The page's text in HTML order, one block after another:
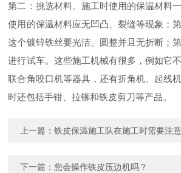
第二：挑选材料。施工时使用的保温材料
使用的保温材料应无凹凸、裂缝等现象；
这个镀锌铁丝要光洁、圆整并且无折断；
进行试车。这些施工机械有很多，例如它
联合角咬口机等器具，还有折角机、起线
时还包括手钳、拉铆和铁皮剪刀等产品。
上一篇：铁皮保温施工队在施工时需要注
下一篇：您会操作铁皮压边机吗？